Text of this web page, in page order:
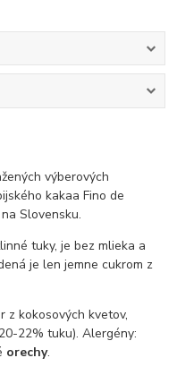
výberových
kakaa Fino de
Slovensku.
tuky, je bez mlieka a
je len jemne cukrom z
z kokosových kvetov,
22% tuku). Alergény:
orechy.